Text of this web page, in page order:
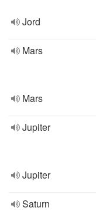
Jord
Mars
Mars
Jupiter
Jupiter
Saturn